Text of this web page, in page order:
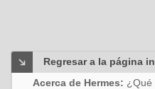
Regresar a la página
Acerca de Hermes: ¿Qué